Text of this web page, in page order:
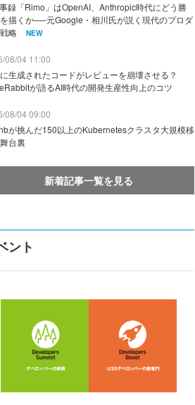
録「Rimo」はOpenAI、Anthropic時代にどう勝
描くか──元Google・相川氏が説く現代のプロダ
略
NEW
08/04 11:00
生成されたコードがレビューを崩壊させる？
が語るAI時代の開発生産性向上のコツ
08/04 09:00
が挑んだ150以上のKubernetesクラスタ大規模移
台裏
新着記事一覧を見る
ント